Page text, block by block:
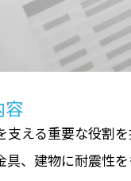
容
える重要な役割を
、建物に耐震性